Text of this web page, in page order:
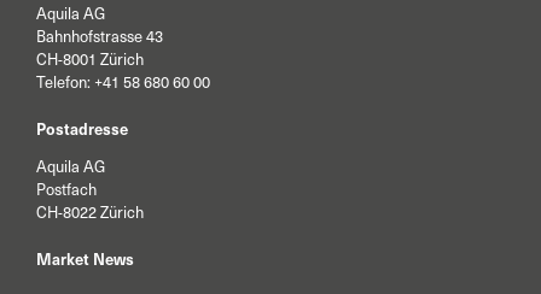
Aquila AG
Bahnhofstrasse 43
CH-8001 Zürich
Telefon: +41 58 680 60 00
Postadresse
Aquila AG
Postfach
CH-8022 Zürich
Market News